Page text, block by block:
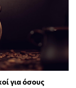
για όσους